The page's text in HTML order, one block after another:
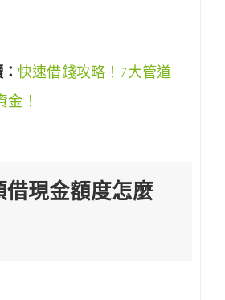
快速借錢攻略！7大管道
金！
借現金額度怎麼